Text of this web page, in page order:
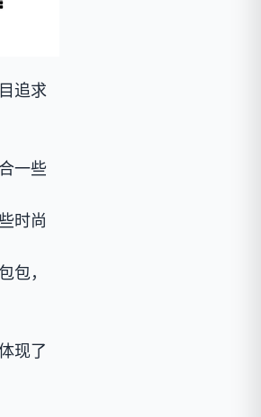
追求
一些
时尚
，
现了